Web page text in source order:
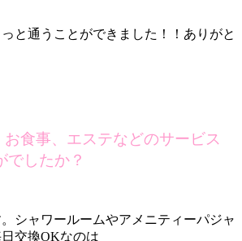
と通うことができました！！ありがと
食事、エステなどのサービス
でしたか？
。シャワールームやアメニティーパジャ
交換OKなのは